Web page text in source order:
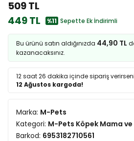
509 TL
449 TL
%11 Sepette Ek İndirimli
Bu ürünü satın aldığınızda 44,90 TL
kazanacaksınız.
12 saat 26 dakika içinde sipariş
12 Ağustos kargoda!
Marka: M-Pets
Kategori: M-Pets Köpek Mama ve
Barkod: 6953182710561